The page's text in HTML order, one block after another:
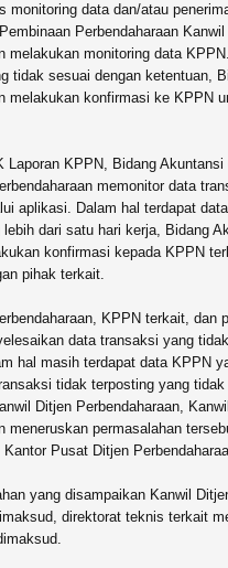
monitoring data dan/atau
Perbendaharaan
melakukan monitoring data
tidak sesuai dengan ketentuan,
melakukan konfirmasi ke KPPN
Laporan KPPN, Bidang Akuntansi
memonitor data
aplikasi. Dalam hal terdapat
dari satu hari kerja, Bidang
konfirmasi kepada KPPN
pihak terkait.
KPPN terkait, dan
data transaksi yang
hal masih terdapat data KPPN
tidak terposting yang
Ditjen Perbendaharaan,
meneruskan permasalahan
Pusat Ditjen
yang disampaikan Kanwil
direktorat teknis terkait